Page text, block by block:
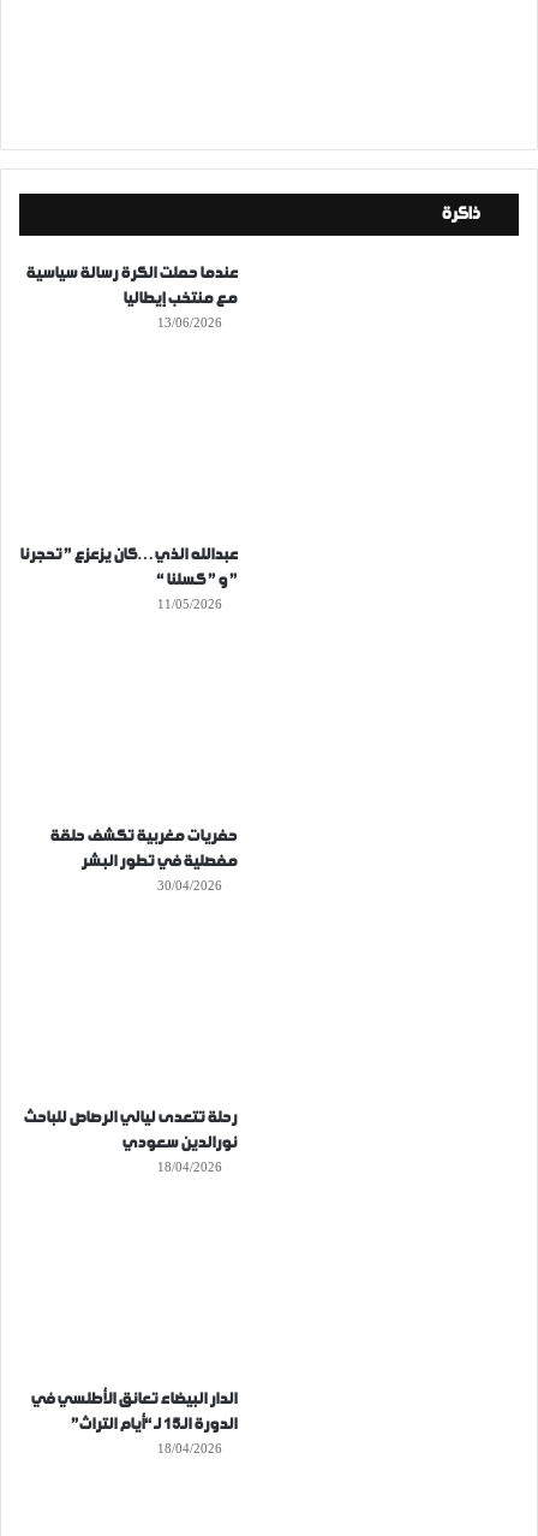
ذاكرة
عندما حملت الكرة رسالة سياسية
مع منتخب إيطاليا
13/06/2026
عبدالله الذي…كان يزعزع ” تحجرنا
” و ” كسلنا “
11/05/2026
حفريات مغربية تكشف حلقة
مفصلية في تطور البشر
30/04/2026
رحلة تتعدى ليالي الرصاص للباحث
نورالدين سعودي
18/04/2026
الدار البيضاء تعانق الأطلسي في
الدورة الـ15 لـ “أيام التراث”
18/04/2026